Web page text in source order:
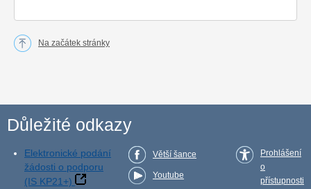
Na začátek stránky
Důležité odkazy
Elektronické podání
žádosti o podporu
(IS KP21+)
Větší šance
Youtube
Prohlášení
o
přístupnosti